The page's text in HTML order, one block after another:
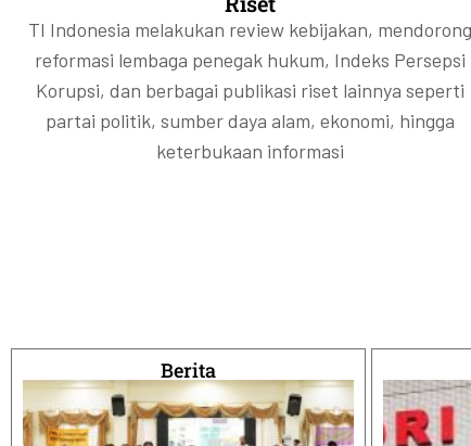
pertanyaan paling penting: siapa sebenarnya
Selengkapnya
Selengkapnya
kemerosotan kualitas
Selengkapnya
Selengkapnya
pertanyaan paling penting: siapa sebenarnya
Selengkapnya
Selengkapnya
kemerosotan kualitas
Selengkapnya
Selengkapnya
pertanyaan paling penting: siapa sebenarnya
Selengkapnya
Selengkapnya
kemerosotan kualitas
Selengkapnya
Selengkapnya
TI Indonesia melakukan review kebijakan, mendorong
reformasi lembaga penegak hukum, Indeks Persepsi
Korupsi, dan berbagai publikasi riset lainnya seperti
partai politik, sumber daya alam, ekonomi, hingga
keterbukaan informasi
Berita